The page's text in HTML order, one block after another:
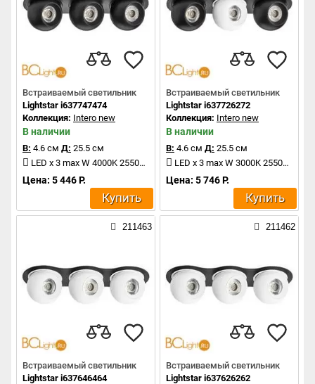
Встраиваемый светильник
Lightstar i637747474
Коллекция: Intero new
В наличии
В: 4.6 см Д: 25.5 см
LED x 3 max W 4000K 2550Lm
Цена: 5 446 Р.
Купить
Встраиваемый светильник
Lightstar i637726272
Коллекция: Intero new
В наличии
В: 4.6 см Д: 25.5 см
LED x 3 max W 3000K 2550Lm
Цена: 5 746 Р.
Купить
211463
Встраиваемый светильник
Lightstar i637646464
211462
Встраиваемый светильник
Lightstar i637626262